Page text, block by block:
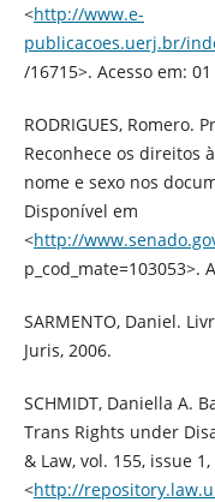
<http://www.e-
publicacoes.uerj.br/
/16715>. Acesso em:
RODRIGUES, Romero.
Reconhece os direitos
nome e sexo nos
Disponível em
<http://
p_cod_mate=103053>.
SARMENTO, Daniel.
Juris, 2006.
SCHMIDT, Daniella A.
Trans Rights under
& Law, vol. 155, issue
<http://